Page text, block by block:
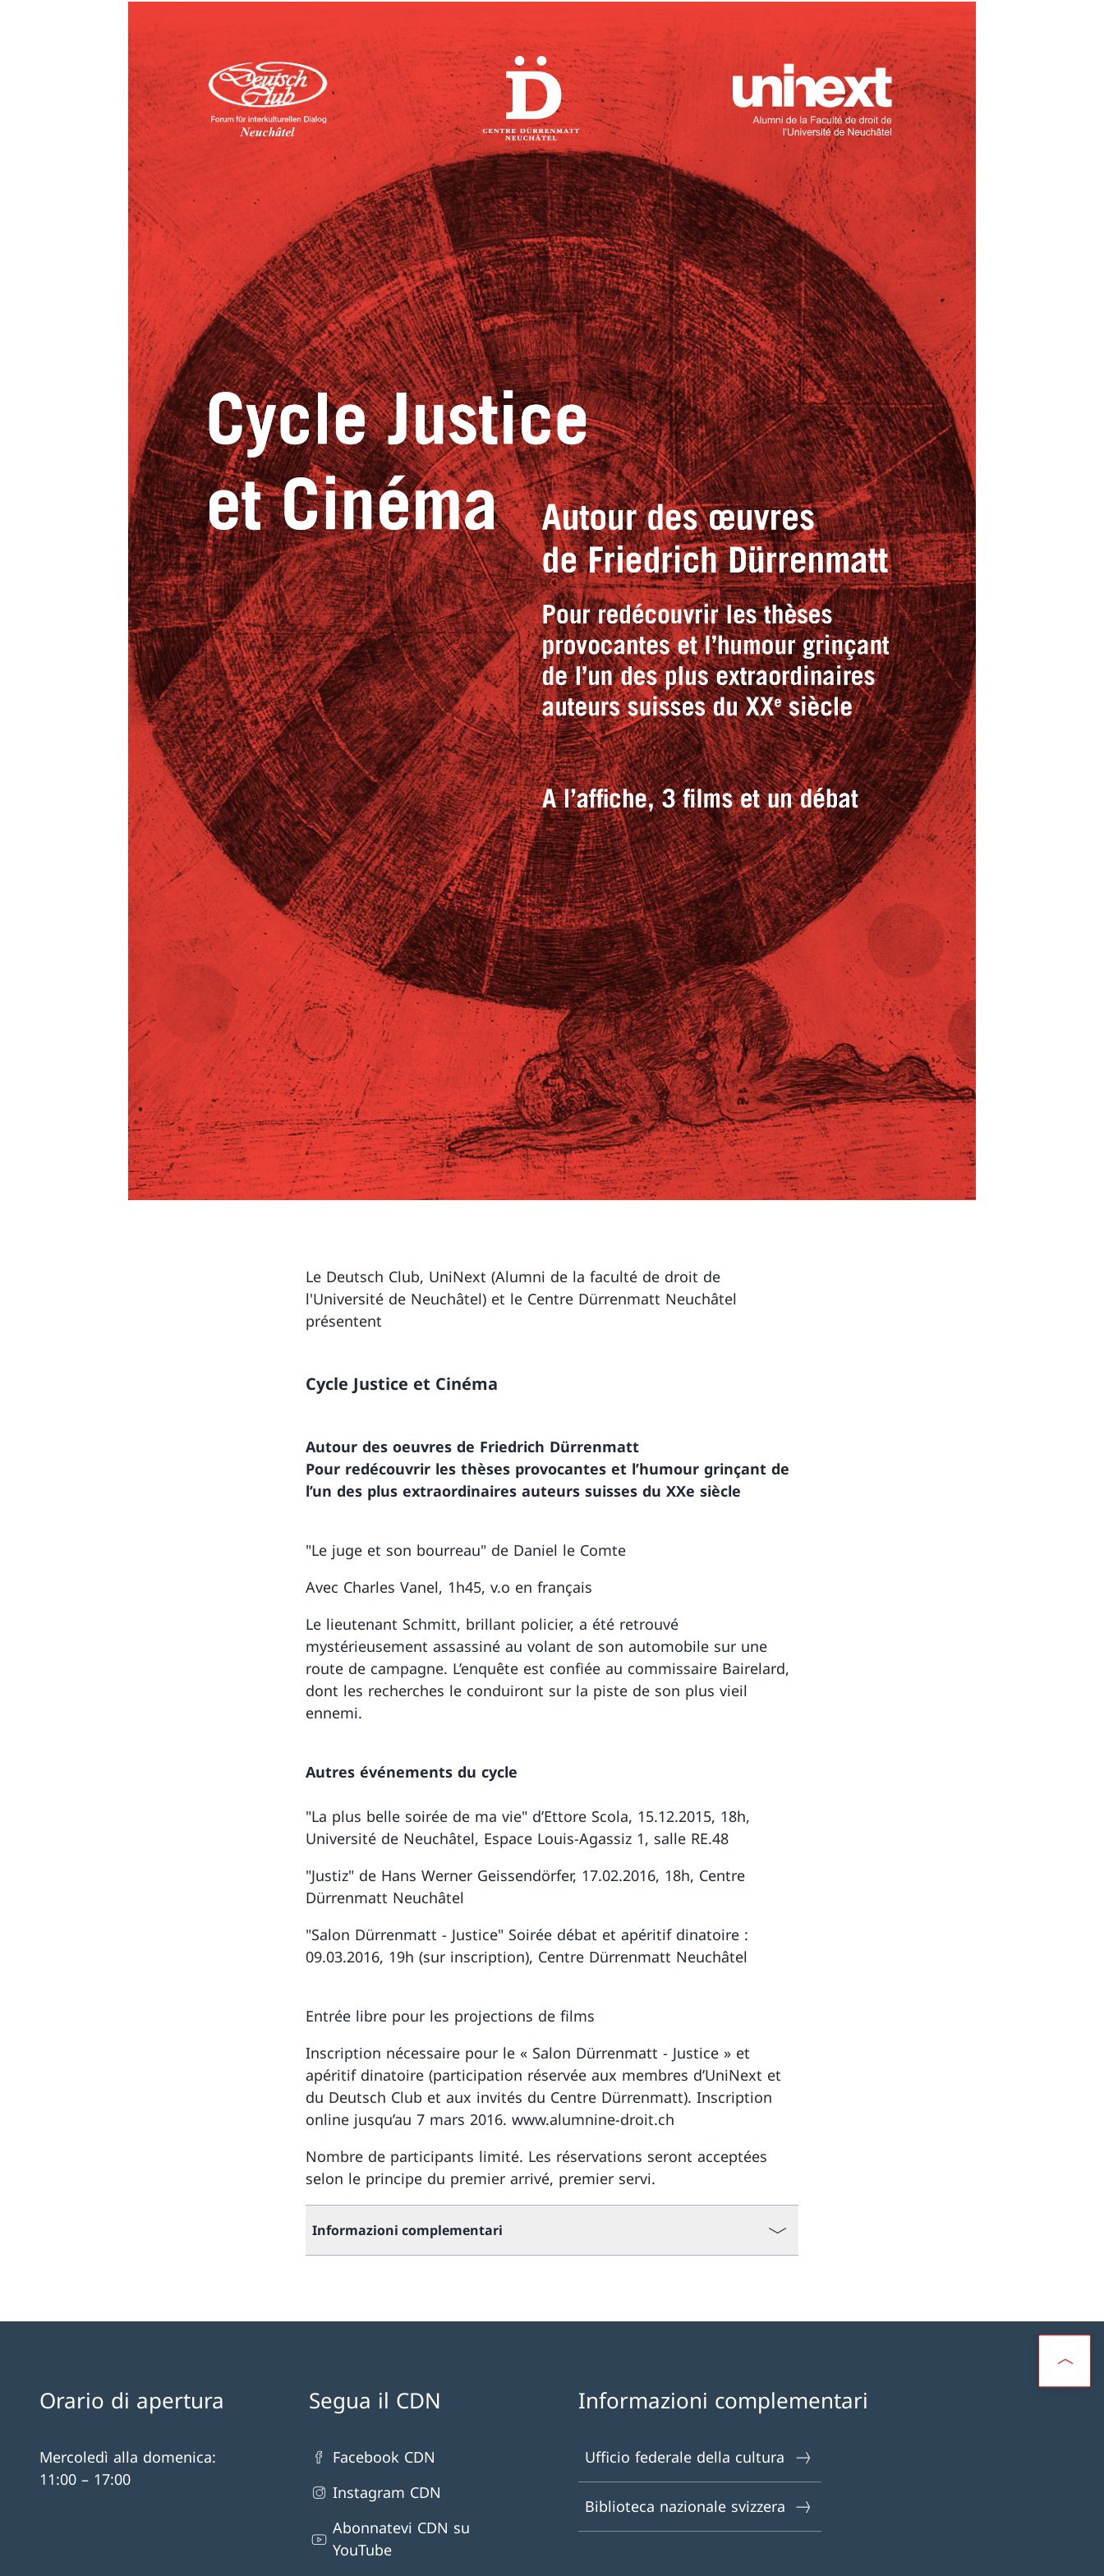
Le Deutsch Club, UniNext (Alumni de la faculté de droit de
l'Université de Neuchâtel) et le Centre Dürrenmatt Neuchâtel
présentent
Cycle Justice et Cinéma
Autour des oeuvres de Friedrich Dürrenmatt
Pour redécouvrir les thèses provocantes et l’humour grinçant de
l’un des plus extraordinaires auteurs suisses du XXe siècle
"Le juge et son bourreau" de Daniel le Comte
Avec Charles Vanel, 1h45, v.o en français
Le lieutenant Schmitt, brillant policier, a été retrouvé
mystérieusement assassiné au volant de son automobile sur une
route de campagne. L’enquête est confiée au commissaire Bairelard,
dont les recherches le conduiront sur la piste de son plus vieil
ennemi.
Autres événements du cycle
"La plus belle soirée de ma vie" d’Ettore Scola, 15.12.2015, 18h,
Université de Neuchâtel, Espace Louis-Agassiz 1, salle RE.48
"Justiz" de Hans Werner Geissendörfer, 17.02.2016, 18h, Centre
Dürrenmatt Neuchâtel
"Salon Dürrenmatt - Justice" Soirée débat et apéritif dinatoire :
09.03.2016, 19h (sur inscription), Centre Dürrenmatt Neuchâtel
Entrée libre pour les projections de films
Inscription nécessaire pour le « Salon Dürrenmatt - Justice » et
apéritif dinatoire (participation réservée aux membres d’UniNext et
du Deutsch Club et aux invités du Centre Dürrenmatt). Inscription
online jusqu’au 7 mars 2016. www.alumnine-droit.ch
Nombre de participants limité. Les réservations seront acceptées
selon le principe du premier arrivé, premier servi.
Informazioni complementari
Orario di apertura
Mercoledì alla domenica:
11:00 – 17:00
Segua il CDN
Facebook CDN
Instagram CDN
Abonnatevi CDN su
YouTube
Informazioni complementari
Ufficio federale della cultura
Biblioteca nazionale svizzera